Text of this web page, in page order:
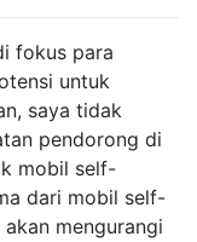
fokus para
untuk
saya tidak
pendorong di
mobil self-
dari mobil self-
mengurangi